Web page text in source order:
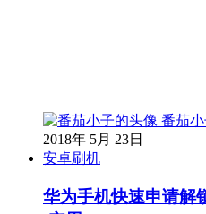
番茄
2018年 5月 23日
安卓刷机
华为手机快速申请解